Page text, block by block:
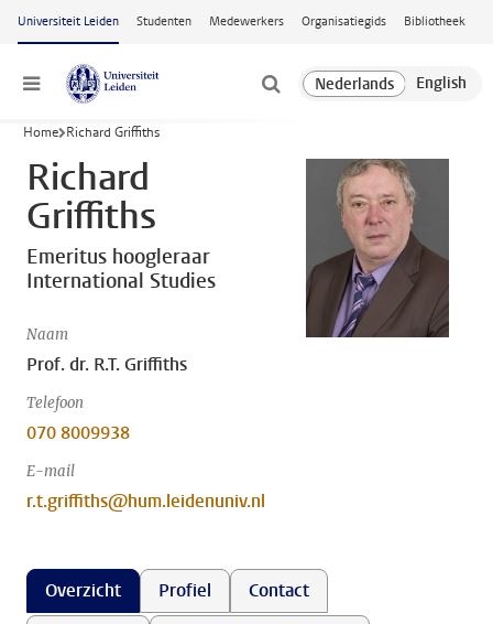
Ga naar hoofdinhoud
Universiteit Leiden Studenten Medewerkers Organisatiegids Bibliotheek
Menu
Home Richard Griffiths
Richard
Griffiths
Emeritus hoogleraar
International Studies
Naam
Prof. dr. R.T. Griffiths
Telefoon
070 8009938
E-mail
r.t.griffiths@hum.leidenuniv.nl
Overzicht Profiel
Contact